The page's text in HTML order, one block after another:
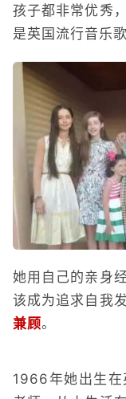
孩子都非常优秀
是英国流行音乐歌
她用自己的亲身
该成为追求自我
兼顾。
1966年她出生在